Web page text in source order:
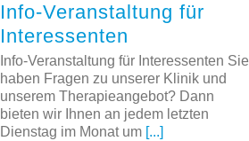
Info-Veranstaltung für
Interessenten
Info-Veranstaltung für Interessenten Sie
haben Fragen zu unserer Klinik und
unserem Therapieangebot? Dann
bieten wir Ihnen an jedem letzten
Dienstag im Monat um [...]